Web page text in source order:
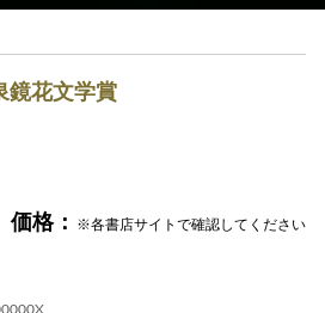
鏡花文学賞
価格： ※各書店サイトで確認してください